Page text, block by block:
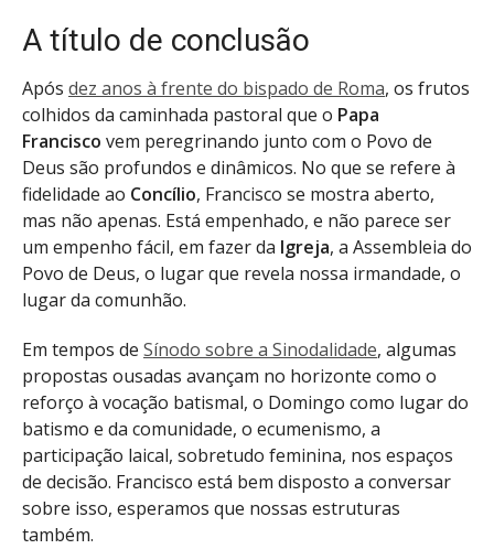
A título de conclusão
Após dez anos à frente do bispado de Roma, os frutos
colhidos da caminhada pastoral que o Papa
Francisco vem peregrinando junto com o Povo de
Deus são profundos e dinâmicos. No que se refere à
fidelidade ao Concílio, Francisco se mostra aberto,
mas não apenas. Está empenhado, e não parece ser
um empenho fácil, em fazer da Igreja, a Assembleia do
Povo de Deus, o lugar que revela nossa irmandade, o
lugar da comunhão.
Em tempos de Sínodo sobre a Sinodalidade, algumas
propostas ousadas avançam no horizonte como o
reforço à vocação batismal, o Domingo como lugar do
batismo e da comunidade, o ecumenismo, a
participação laical, sobretudo feminina, nos espaços
de decisão. Francisco está bem disposto a conversar
sobre isso, esperamos que nossas estruturas
também.